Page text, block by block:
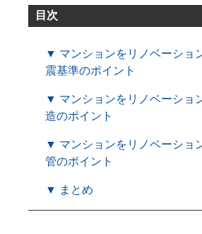
目次
▼ マンションをリノベーショ
震基準のポイント
▼ マンションをリノベーショ
造のポイント
▼ マンションをリノベーショ
管のポイント
▼ まとめ